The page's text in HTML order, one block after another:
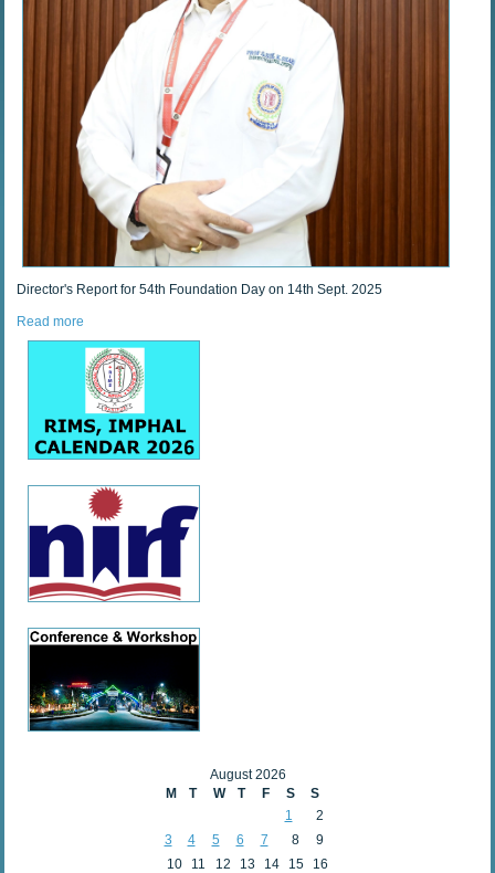
Director's Report for 54th Foundation Day on 14th Sept. 2025
Read more
August 2026
M
T W T F S
S
1
2
3
4 5 6 7 8
9
10
11 12 13 14 15
16